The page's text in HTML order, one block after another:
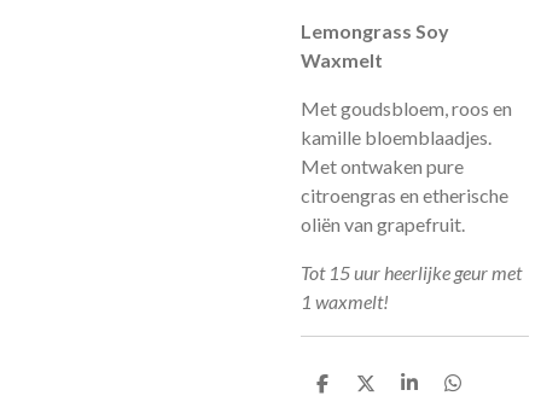
Lemongrass Soy
Waxmelt
Met goudsbloem, roos en
kamille bloemblaadjes.
Met ontwaken pure
citroengras en etherische
oliën van grapefruit.
Tot 15 uur heerlijke geur met
1 waxmelt!
D
D
S
D